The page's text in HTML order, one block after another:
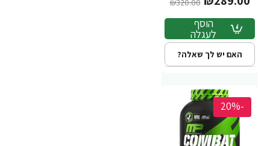
₪320.00
הוסף
לעגלה
האם יש לך שאלה?
-20%